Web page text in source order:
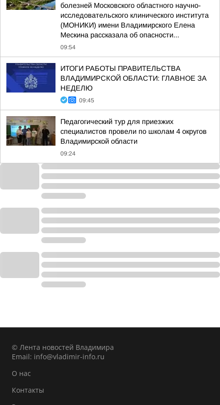
болезней Московского областного научно-
исследовательского клинического института
(МОНИКИ) имени Владимирского Елена
Мескина рассказала об опасности...
09:54
ИТОГИ РАБОТЫ ПРАВИТЕЛЬСТВА
ВЛАДИМИРСКОЙ ОБЛАСТИ: ГЛАВНОЕ ЗА
НЕДЕЛЮ
09:45
Педагогический тур для приезжих
специалистов провели по школам 4 округов
Владимирской области
09:24
© Лента новостей Владимира
Email: info@vladimir-info.ru
О нас
Контакты